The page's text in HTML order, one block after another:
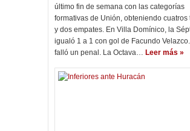
último fin de semana con las categorías
formativas de Unión, obteniendo cuatros
y dos empates. En Villa Domínico, la
igualó 1 a 1 con gol de Facundo
falló un penal. La Octava… Leer más »